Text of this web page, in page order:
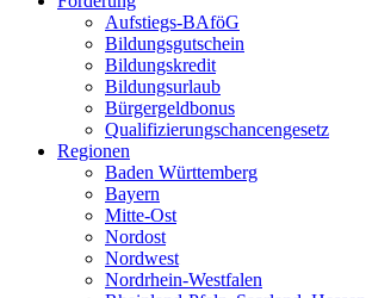
Aufstiegs-BAföG
Bildungsgutschein
Bildungskredit
Bildungsurlaub
Bürgergeldbonus
Qualifizierungschancengesetz
Regionen
Baden Württemberg
Bayern
Mitte-Ost
Nordost
Nordwest
Nordrhein-Westfalen